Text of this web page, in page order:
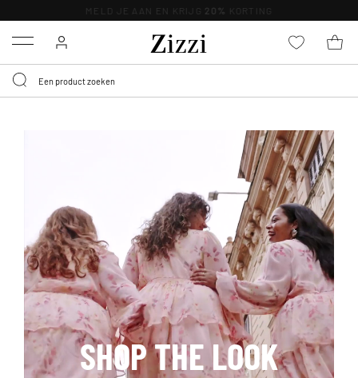
KRIJG BEZORGING VOOR 0,95€*
Menu
SHOP THE LOOK